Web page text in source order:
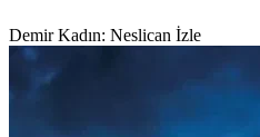
Demir Kadın: Neslican İzle